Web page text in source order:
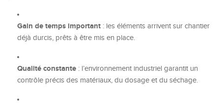
Gain de temps important : les éléments arrivent sur chantier
déjà durcis, prêts à être mis en place.
Qualité constante : l’environnement industriel garantit un
contrôle précis des matériaux, du dosage et du séchage.